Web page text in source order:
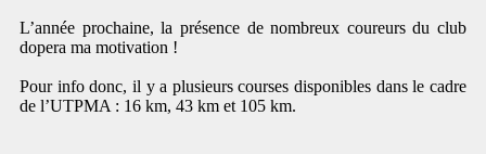
L’année prochaine, la présence de nombreux coureurs du club
dopera ma motivation !
Pour info donc, il y a plusieurs courses disponibles dans le cadre
de l’UTPMA : 16 km, 43 km et 105 km.